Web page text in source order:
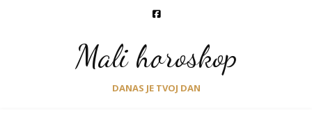
Mali horoskop
DANAS JE TVOJ DAN